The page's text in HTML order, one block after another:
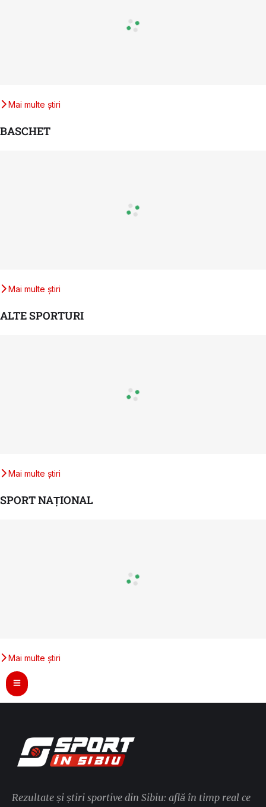
Mai multe știri
BASCHET
Mai multe știri
ALTE SPORTURI
Mai multe știri
SPORT NAȚIONAL
Mai multe știri
Rezultate și știri sportive din Sibiu: află în timp real ce